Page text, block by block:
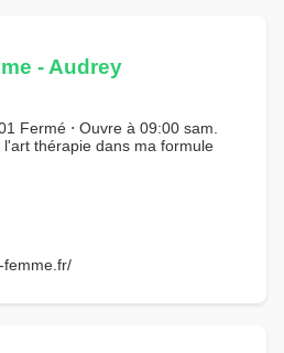
- Audrey
Fermé ⋅ Ouvre à 09:00 sam.
thérapie dans ma formule
femme.fr/